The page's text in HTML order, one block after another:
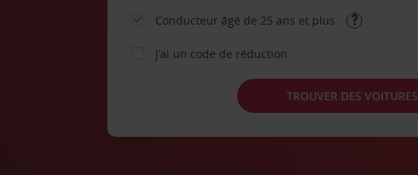
Conducteur âgé de 25 ans et plus
J’ai un code de réduction
TROUVER DES VOITURES